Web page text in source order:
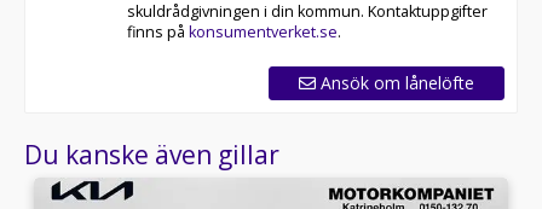
skuldrådgivningen i din kommun. Kontaktuppgifter
finns på konsumentverket.se.
Ansök om lånelöfte
Du kanske även gillar